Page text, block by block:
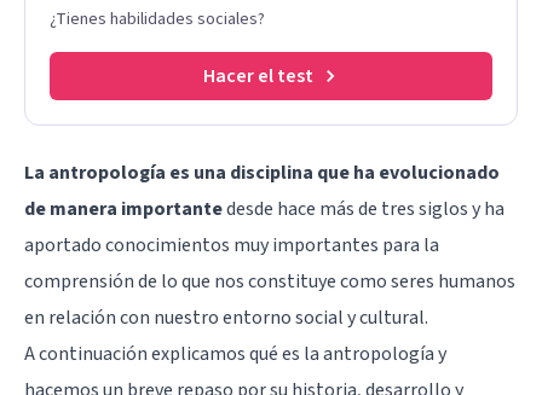
¿Tienes habilidades sociales?
Hacer el test
La antropología es una disciplina que ha evolucionado
de manera importantedesde hace más de tres siglos y ha
aportado conocimientos muy importantes para la
comprensión de lo que nos constituye como seres humanos
en relación con nuestro entorno social y cultural.
A continuación explicamos qué es la antropología y